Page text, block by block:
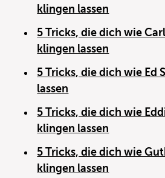
klingen lassen
5 Tricks, die dich wie
klingen lassen
5 Tricks, die dich wie Ed
lassen
5 Tricks, die dich wie
klingen lassen
5 Tricks, die dich wie
klingen lassen